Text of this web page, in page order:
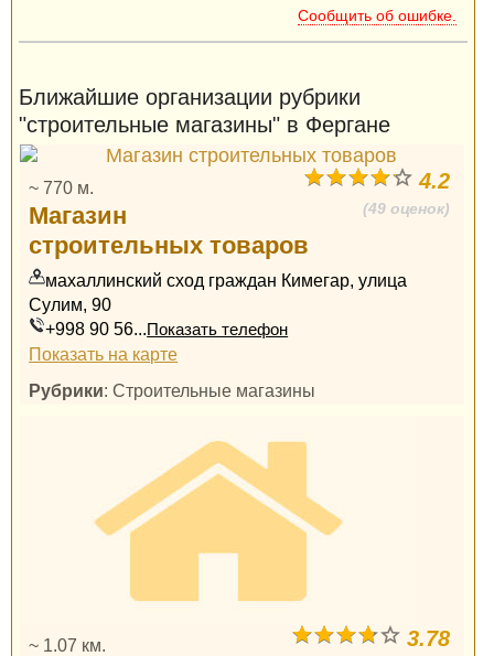
Сообщить об ошибке.
Ближайшие организации рубрики
"строительные магазины" в Фергане
4.2
(49 оценок)
~ 770 м.
Магазин
строительных товаров
махаллинский сход граждан Кимегар, улица
Сулим, 90
+998 90 56...Показать телефон
Показать на карте
Рубрики: Строительные магазины
3.78
~ 1.07 км.